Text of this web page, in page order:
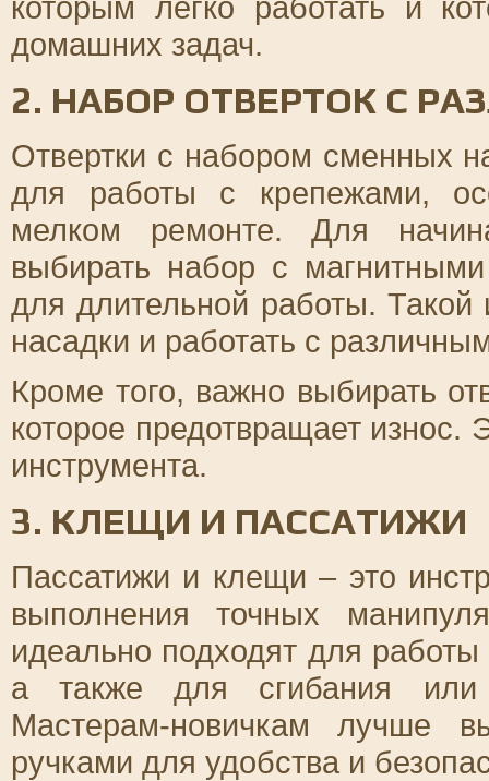
домашних задач.
2. НАБОР ОТВЕРТОК С
Отвертки с набором сменных
для работы с крепежами,
мелком ремонте. Для
выбирать набор с
для длительной работы. Такой
насадки и работать с
Кроме того, важно выбирать
которое предотвращает
инструмента.
3. КЛЕЩИ И ПАССАТИЖИ
Пассатижи и клещи – это
выполнения точных
идеально подходят для
а также для сгибания или
Мастерам-новичкам лучше
ручками для удобства и